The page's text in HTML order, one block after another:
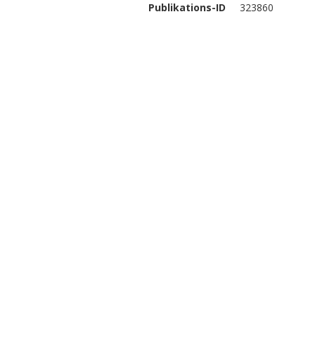
Publikations-ID
323860